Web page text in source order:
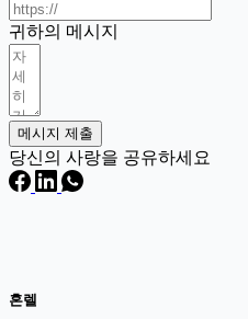
귀하의 메시지
메시지 제출
당신의 사랑을 공유하세요
혼렐